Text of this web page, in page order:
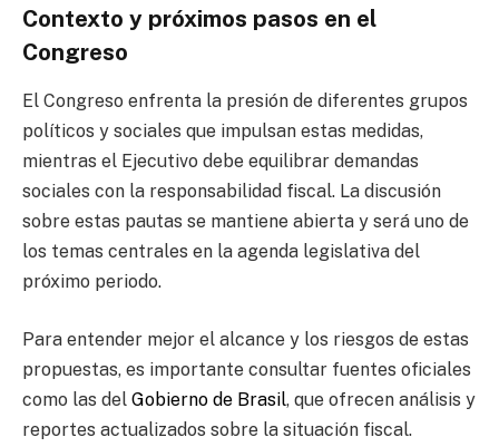
Contexto y próximos pasos en el
Congreso
El Congreso enfrenta la presión de diferentes grupos
políticos y sociales que impulsan estas medidas,
mientras el Ejecutivo debe equilibrar demandas
sociales con la responsabilidad fiscal. La discusión
sobre estas pautas se mantiene abierta y será uno de
los temas centrales en la agenda legislativa del
próximo periodo.
Para entender mejor el alcance y los riesgos de estas
propuestas, es importante consultar fuentes oficiales
como las del Gobierno de Brasil, que ofrecen análisis y
reportes actualizados sobre la situación fiscal.